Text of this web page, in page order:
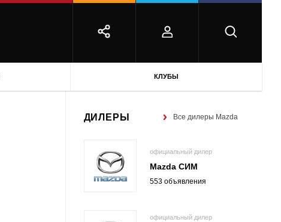
КЛУБЫ
ДИЛЕРЫ Все дилеры Mazda
официальный дилер
Mazda СИМ
553 объявления
официальный дилер